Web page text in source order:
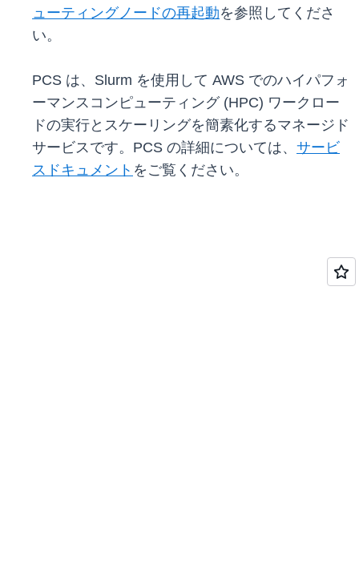
ューティングノードの再起動を参照してくださ
い。
PCS は、Slurm を使用して AWS でのハイパフォ
ーマンスコンピューティング (HPC) ワークロー
ドの実行とスケーリングを簡素化するマネージド
サービスです。PCS の詳細については、 サービ
スドキュメント をご覧ください。